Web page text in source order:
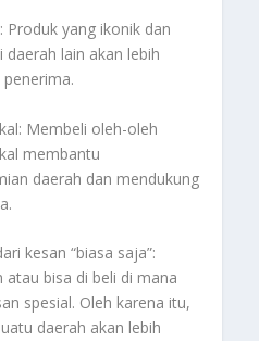
Produk yang ikonik dan
lain akan lebih
Membeli oleh-oleh
membantu
daerah dan mendukung
kesan “biasa saja”:
bisa di beli di mana
spesial. Oleh karena itu,
daerah akan lebih